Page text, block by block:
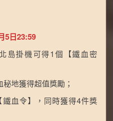
5日23:59
島掛機可得1個【鐵血密
地獲得超值獎勵；
血令】，同時獲得4件獎